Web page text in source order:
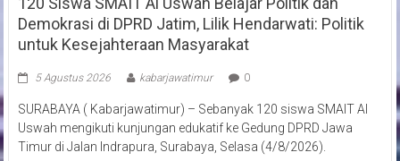
Demokrasi di DPRD Jatim, Lilik Hendarwati: Politik
untuk Kesejahteraan Masyarakat
5 Agustus 2026 kabarjawatimur 0
SURABAYA ( Kabarjawatimur) – Sebanyak 120 siswa SMAIT Al
Uswah mengikuti kunjungan edukatif ke Gedung DPRD Jawa
Timur di Jalan Indrapura, Surabaya, Selasa (4/8/2026).